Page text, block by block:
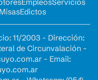
EmpleosServicios
Edictos
11/2003 - Dirección:
de Circunvalación -
- Email: